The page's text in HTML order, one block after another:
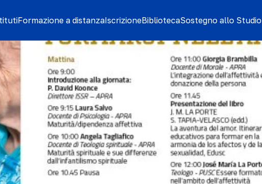
Formazione a distanzaIscrizioneBibliotecaSostegno allo Studio